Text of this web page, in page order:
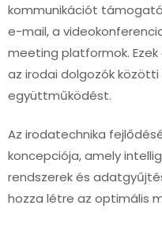
kommunikációt
e-mail, a
meeting platformok.
az irodai dolgozók
együttműködést.
Az irodatechnika
koncepciója, amely
rendszerek és
hozza létre az optimális